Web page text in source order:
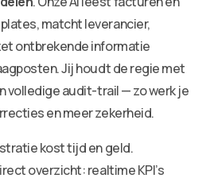
matcht leverancier,
ontbrekende informatie
Jij houdt de regie met
volledige audit-trail — zo werk je
en meer zekerheid.
kost tijd en geld.
overzicht: realtime KPI’s